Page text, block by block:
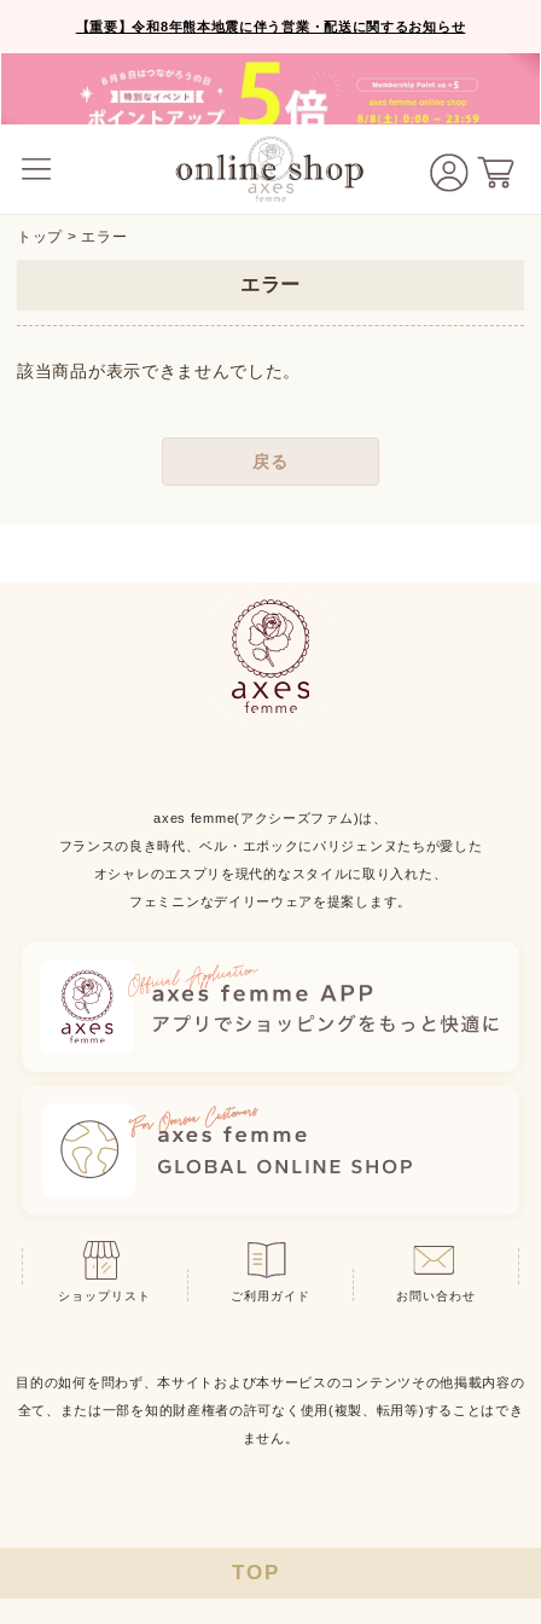
【重要】令和8年熊本地震に伴う営業・配送に関するお知らせ
トップ > エラー
エラー
該当商品が表示できませんでした。
戻る
axes femme(アクシーズファム)は、
フランスの良き時代、ベル・エポックにパリジェンヌたちが愛した
オシャレのエスプリを現代的なスタイルに取り入れた、
フェミニンなデイリーウェアを提案します。
ショップリスト ご利用ガイド お問い合わせ
目的の如何を問わず、本サイトおよび本サービスのコンテンツその他掲載内容の
全て、または一部を知的財産権者の許可なく使用(複製、転用等)することはでき
ません。
TOP